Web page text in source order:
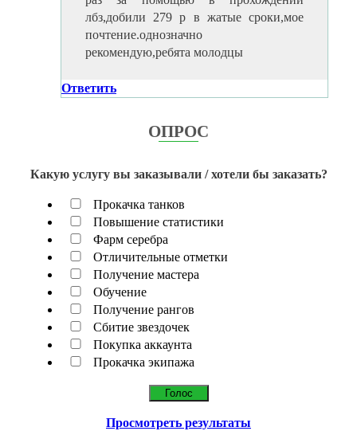
лбз,добили 279 р в жатые сроки,мое
почтение.однозначно
рекомендую,ребята молодцы
Ответить
ОПРОС
Какую услугу вы заказывали / хотели бы заказать?
Прокачка танков
Повышение статистики
Фарм серебра
Отличительные отметки
Получение мастера
Обучение
Получение рангов
Сбитие звездочек
Покупка аккаунта
Прокачка экипажа
Просмотреть результаты